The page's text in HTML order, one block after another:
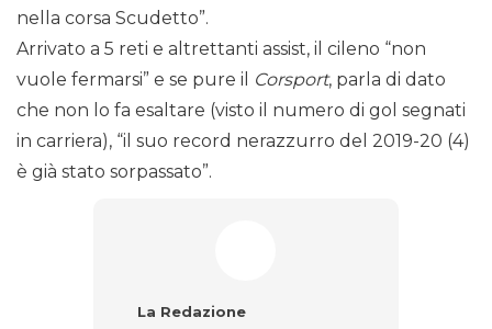
nella corsa Scudetto”.
Arrivato a 5 reti e altrettanti assist, il cileno “non
vuole fermarsi” e se pure il
Corsport, parla di dato
che non lo fa esaltare (visto il numero di gol segnati
in carriera), “il suo record nerazzurro del 2019-20 (4)
è già stato sorpassato”.
La Redazione